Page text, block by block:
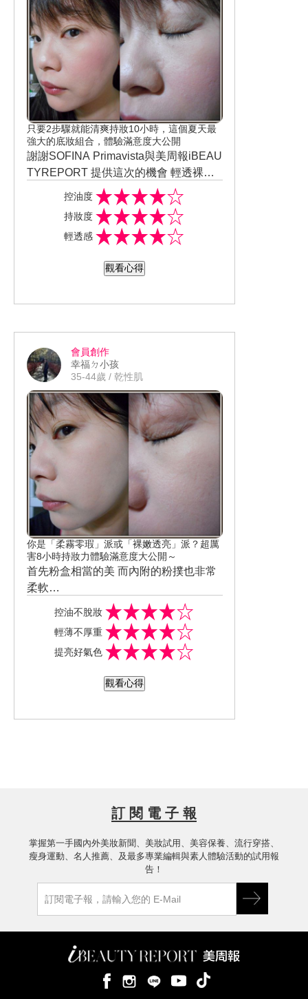
而更顯保濕度與滑嫩感
就入秋後的基礎保養來說 後續再補個輕
爽的乳液或是精華液就能快速完成整個
肌膚的保養流程
因為飽水控油雙效化妝水就兼顧潤澤保
濕這一塊了
飽水控油雙效水凝乳液： 產品擁有著兩
個優點→無油膩配方、無酒精成分
那怕是秋老虎發威的季節甚至是炎熱的
夏天也不用擔心會過於油膩或是讓肌膚
太滋潤造成負擔
質地還是很好延展跟推開的水凝乳 即使
是一顆櫻桃的用量也能照顧到肌膚得每
一處角落
推開後還有淡雅的花果香調撲鼻 真的讓
保養的過程變成一種放鬆的享受
也因為無油膩配方讓產品的吸收度或是
清爽度都大大的加分 同時又兼顧潤澤感
飽水控油雙效日間防護乳：與同系列的
特別是對像這樣SPF50+／PA++++高係
因為我真的很怕太油膩的防曬乳 不但後
感
所以常讓我整個就是不愛擦防曬乳 但偏
偏外頭陽光就是這麼烈......
而產品同時也有著讓人覺得愉悅的淡雅
花果香氛
好推開跟延展性極佳是我對它做主要的
印象 而清爽不回黏的肌膚觸感更是它最
大的優點
雖然無法完全做到一擦完就零油光 但只
要置靜1~2分鐘後再去摸不但無油光感外
更是顯清爽
而等待的時間還能用來畫眉毛或是喝個
咖啡 一點都不會浪費時光
只要2步驟就能清爽持妝10小時，這個夏天最
強大的底妝組合，體驗滿意度大公開
謝謝SOFINA Primavista與美周報iBEAU
TYREPORT 提供這次的機會 輕透裸膚
長效粉餅升級版：色號 OC05
乍看之下會覺得好像有點偏黃 但事實上
其實蠻貼合膚色的 而且粉感度相當的低
同時也沒讓膚色跟著變臘黃
內附的粉撲柔軟也很有彈性 粉質上非常
細緻 拿手上的疤痕來試擦會發現遮瑕力
也很不錯 約能遮掉6~7成
而且讓肌膚呈現半霧化的感覺 同時還能
而身處在亞熱帶國家的台灣 上妝後最討
厭遇到夏日炎熱脫妝的情況 這時就需要
這款更是2018年才推出的新版 怪不得可
o.1
的延展度或是滑順度 也一併改善舊款零
實際用過擦拭的時候幾乎不用太等待外
到傍晚也依舊維持完美妝感 就以室內工
作者可以撐上7~8小時零油光可說是非常
所以它真的是酷熱夏季必備好夥伴
透裸膚長效粉餅升級版 除了上述貼合膚
呈現半霧化的效果 拉遠來看妝感蠻細緻
而且不太顯粉感 同時又能兼顧提亮膚色
飾乳晉級版+輕透裸膚長效粉餅升級版
真的是夏季妝容的救命天使
控油度
持妝度
輕透感
觀看心得
會員創作
幸福ㄉ小孩
35-44歲 / 乾性肌
你是「柔霧零瑕」派或「裸嫩透亮」派？超厲
害8小時持妝力體驗滿意度大公開～
首先粉盒相當的美 而內附的粉撲也非常
柔軟
就外包裝來說真的頗有少女心又不失質
感 ，所收到的色號為OC 03 明亮 其中最
讓我讚賞的是粉體細緻到不輸專櫃的品
牌，而且遮瑕度上也是表現的相當優秀
體卻是呈現略微霧面的效果
多了 剛擦上去粉感會比較明顯也會比較
的是霧化毛孔的部份，像圖中只有單擦
看還是會看見毛孔粗大的痕跡，但整體
卻被霧化的非常自然 ，而且也沒有顯黑
頭的現象
而產品所標榜「長效控油持妝配方」、
「8小時不脫妝」 實際用過後上班一整天
雖在冷氣房，但需要不停勞動跑來跑去
約持妝約3~4小時後鼻頭開始會泛一點油
壓一下即可 但並無的大脫妝或是有卡粉
班8~9小時) 所以就持妝度來說真的是很
而產品定價也很相當親民 粉蕊9g 附粉
撲：$400/粉盒：$200 →粉盒優雅、粉
隱形優化 怪不得那怕已推出5年多，依然
5)
blog/post/225517460
控油不脫妝
輕薄不厚重
提亮好氣色
觀看心得
訂 閱 電 子 報
掌握第一手國內外美妝新聞、美妝試用、美容保養、流行穿搭、
瘦身運動、名人推薦、及最多專業編輯與素人體驗活動的試用報
告！